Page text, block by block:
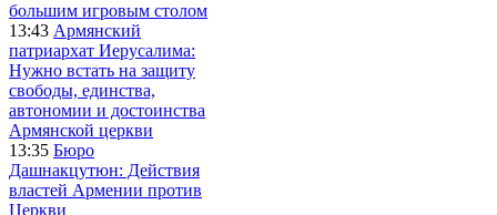
большим игровым столом
13:43 Армянский
патриархат Иерусалима:
Нужно встать на защиту
свободы, единства,
автономии и достоинства
Армянской церкви
13:35 Бюро
Дашнакцутюн: Действия
властей Армении против
Церкви